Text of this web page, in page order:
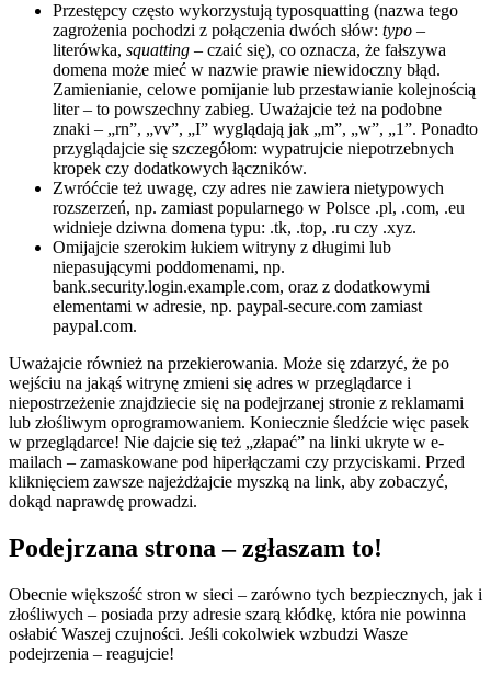
Przestępcy często wykorzystują typosquatting (nazwa tego
zagrożenia pochodzi z połączenia dwóch słów: typo –
literówka, squatting – czaić się), co oznacza, że fałszywa
domena może mieć w nazwie prawie niewidoczny błąd.
Zamienianie, celowe pomijanie lub przestawianie kolejnością
liter – to powszechny zabieg. Uważajcie też na podobne
znaki – „rn”, „vv”, „I” wyglądają jak „m”, „w”, „1”. Ponadto
przyglądajcie się szczegółom: wypatrujcie niepotrzebnych
kropek czy dodatkowych łączników.
Zwróćcie też uwagę, czy adres nie zawiera nietypowych
rozszerzeń, np. zamiast popularnego w Polsce .pl, .com, .eu
widnieje dziwna domena typu: .tk, .top, .ru czy .xyz.
Omijajcie szerokim łukiem witryny z długimi lub
niepasującymi poddomenami, np.
bank.security.login.example.com, oraz z dodatkowymi
elementami w adresie, np. paypal-secure.com zamiast
paypal.com.
Uważajcie również na przekierowania. Może się zdarzyć, że po
wejściu na jakąś witrynę zmieni się adres w przeglądarce i
niepostrzeżenie znajdziecie się na podejrzanej stronie z reklamami
lub złośliwym oprogramowaniem. Koniecznie śledźcie więc pasek
w przeglądarce! Nie dajcie się też „złapać” na linki ukryte w e-
mailach – zamaskowane pod hiperłączami czy przyciskami. Przed
kliknięciem zawsze najeżdżajcie myszką na link, aby zobaczyć,
dokąd naprawdę prowadzi.
Podejrzana strona – zgłaszam to!
Obecnie większość stron w sieci – zarówno tych bezpiecznych, jak i
złośliwych – posiada przy adresie szarą kłódkę, która nie powinna
osłabić Waszej czujności. Jeśli cokolwiek wzbudzi Wasze
podejrzenia – reagujcie!